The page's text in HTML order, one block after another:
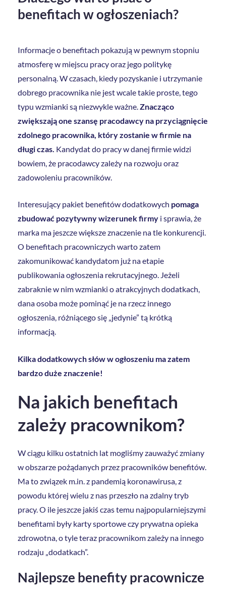
benefitach w ogłoszeniach?
Informacje o benefitach pokazują w pewnym stopniu
atmosferę w miejscu pracy oraz jego politykę
personalną. W czasach, kiedy pozyskanie i utrzymanie
dobrego pracownika nie jest wcale takie proste, tego
typu wzmianki są niezwykle ważne. Znacząco
zwiększają one szansę pracodawcy na przyciągnięcie
zdolnego pracownika, który zostanie w firmie na
długi czas. Kandydat do pracy w danej firmie widzi
bowiem, że pracodawcy zależy na rozwoju oraz
zadowoleniu pracowników.
Interesujący pakiet benefitów dodatkowych pomaga
zbudować pozytywny wizerunek firmy i sprawia, że
marka ma jeszcze większe znaczenie na tle konkurencji.
O benefitach pracowniczych warto zatem
zakomunikować kandydatom już na etapie
publikowania ogłoszenia rekrutacyjnego. Jeżeli
zabraknie w nim wzmianki o atrakcyjnych dodatkach,
dana osoba może pominąć je na rzecz innego
ogłoszenia, różniącego się „jedynie” tą krótką
informacją.
Kilka dodatkowych słów w ogłoszeniu ma zatem
bardzo duże znaczenie!
Na jakich benefitach
zależy pracownikom?
W ciągu kilku ostatnich lat mogliśmy zauważyć zmiany
w obszarze pożądanych przez pracowników benefitów.
Ma to związek m.in. z pandemią koronawirusa, z
powodu której wielu z nas przeszło na zdalny tryb
pracy. O ile jeszcze jakiś czas temu najpopularniejszymi
benefitami były karty sportowe czy prywatna opieka
zdrowotna, o tyle teraz pracownikom zależy na innego
rodzaju „dodatkach”.
Najlepsze benefity pracownicze